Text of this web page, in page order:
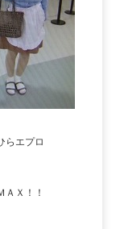
らエプロ
Ｘ！！